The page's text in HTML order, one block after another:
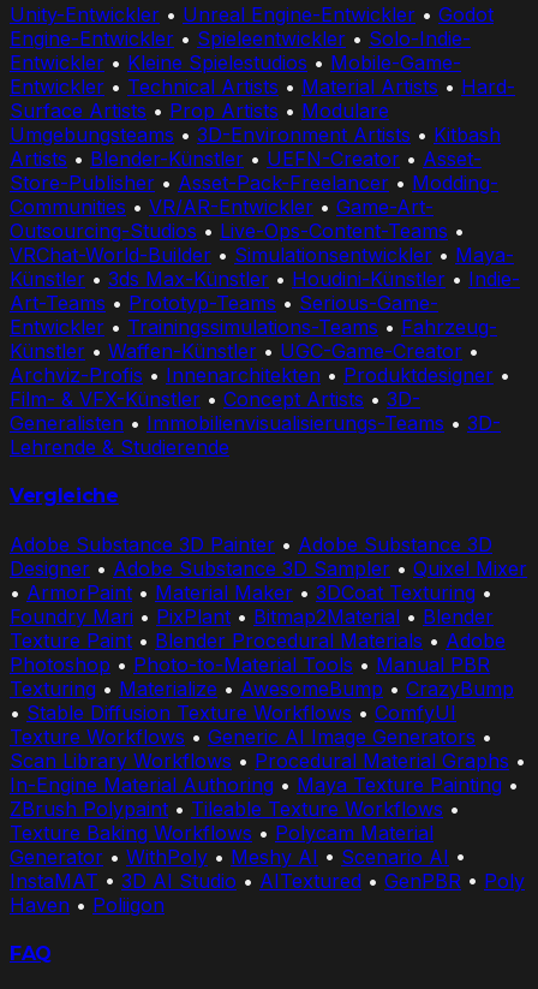
Unity-Entwickler • Unreal Engine-Entwickler • Godot
Engine-Entwickler • Spieleentwickler • Solo-Indie-
Entwickler • Kleine Spielestudios • Mobile-Game-
Entwickler • Technical Artists • Material Artists • Hard-
Surface Artists • Prop Artists • Modulare
Umgebungsteams • 3D-Environment Artists • Kitbash
Artists • Blender-Künstler • UEFN-Creator • Asset-
Store-Publisher • Asset-Pack-Freelancer • Modding-
Communities • VR/AR-Entwickler • Game-Art-
Outsourcing-Studios • Live-Ops-Content-Teams •
VRChat-World-Builder • Simulationsentwickler • Maya-
Künstler • 3ds Max-Künstler • Houdini-Künstler • Indie-
Art-Teams • Prototyp-Teams • Serious-Game-
Entwickler • Trainingssimulations-Teams • Fahrzeug-
Künstler • Waffen-Künstler • UGC-Game-Creator •
Archviz-Profis • Innenarchitekten • Produktdesigner •
Film- & VFX-Künstler • Concept Artists • 3D-
Generalisten • Immobilienvisualisierungs-Teams • 3D-
Lehrende & Studierende
Vergleiche
Adobe Substance 3D Painter • Adobe Substance 3D
Designer • Adobe Substance 3D Sampler • Quixel Mixer
• ArmorPaint • Material Maker • 3DCoat Texturing •
Foundry Mari • PixPlant • Bitmap2Material • Blender
Texture Paint • Blender Procedural Materials • Adobe
Photoshop • Photo-to-Material Tools • Manual PBR
Texturing • Materialize • AwesomeBump • CrazyBump
• Stable Diffusion Texture Workflows • ComfyUI
Texture Workflows • Generic AI Image Generators •
Scan Library Workflows • Procedural Material Graphs •
In-Engine Material Authoring • Maya Texture Painting •
ZBrush Polypaint • Tileable Texture Workflows •
Texture Baking Workflows • Polycam Material
Generator • WithPoly • Meshy AI • Scenario AI •
InstaMAT • 3D AI Studio • AITextured • GenPBR • Poly
Haven • Poliigon
FAQ